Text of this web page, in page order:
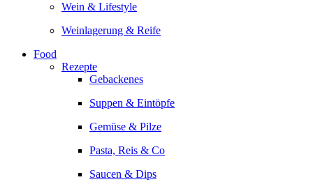
Wein & Lifestyle
Weinlagerung & Reife
Food
Rezepte
Gebackenes
Suppen & Eintöpfe
Gemüse & Pilze
Pasta, Reis & Co
Saucen & Dips